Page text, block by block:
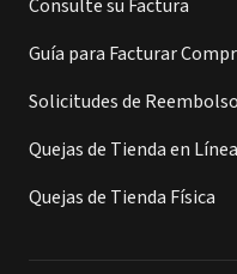
Consulte su Factura
Guía para Facturar
Solicitudes de
Quejas de Tienda en Línea
Quejas de Tienda Física